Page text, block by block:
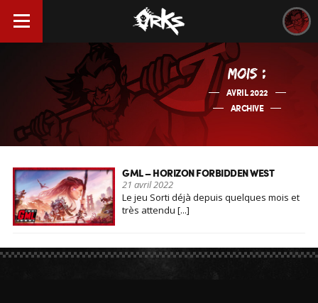
MOIS :
AVRIL 2022
ARCHIVE
GML – HORIZON FORBIDDEN WEST
21 avril 2022
Le jeu Sorti déjà depuis quelques mois et
très attendu [...]